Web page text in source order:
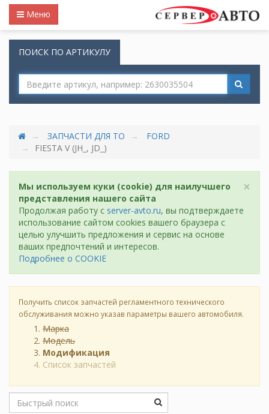
Меню
ПОИСК ПО АРТИКУЛУ
ЗАПЧАСТИ ДЛЯ ТО
FORD
FIESTA V (JH_, JD_)
×
Мы используем куки (cookie) для наилучшего
представления нашего сайта
Продолжая работу с server-avto.ru, вы подтверждаете
использование сайтом cookies вашего браузера с
целью улучшить предложения и сервис на основе
ваших предпочтений и интересов.
Подробнее о COOKIE
Получить список запчастей регламентного технического
обслуживания можно указав параметры вашего автомобиля.
Марка
Модель
Модификация
Список запчастей